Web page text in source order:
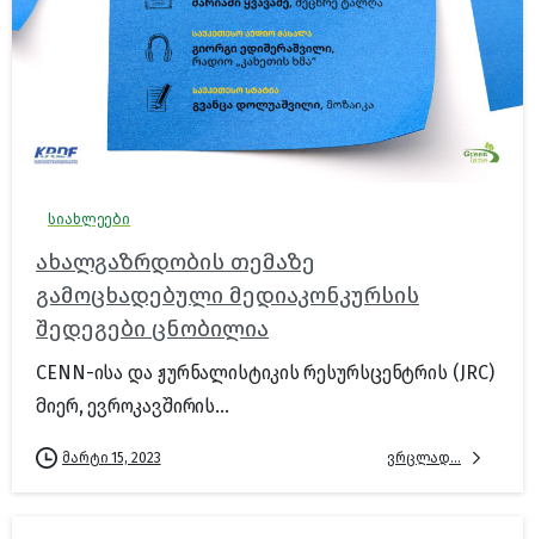
სიახლეები
ახალგაზრდობის თემაზე
გამოცხადებული მედიაკონკურსის
შედეგები ცნობილია
CENN-ისა და ჟურნალისტიკის რესურსცენტრის (JRC)
მიერ, ევროკავშირის...
მარტი 15, 2023 ვრცლად...